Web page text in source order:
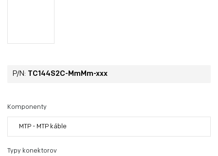
P/N: TC144S2C-MmMm-xxx
Komponenty
MTP - MTP káble
Typy konektorov